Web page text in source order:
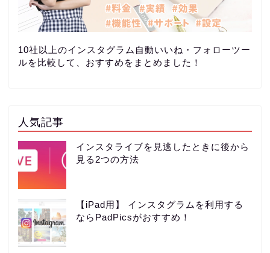
10社以上のインスタグラム自動いいね・フォローツー
ルを比較して、おすすめをまとめました！
人気記事
インスタライブを見逃したときに後から
見る2つの方法
【iPad用】 インスタグラムを利用する
ならPadPicsがおすすめ！